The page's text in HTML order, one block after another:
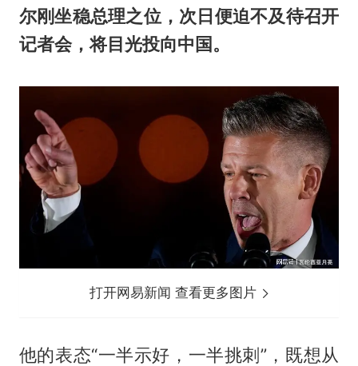
尔刚坐稳总理之位，次日便迫不及待召开
记者会，将目光投向中国。
打开网易新闻 查看更多图片
他的表态“一半示好，一半挑刺”，既想从